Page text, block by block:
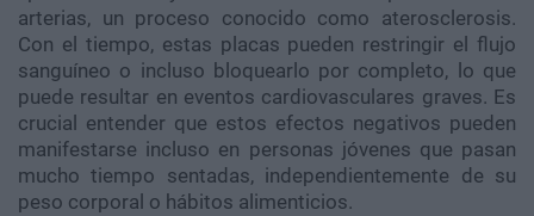
arterias, un proceso conocido como aterosclerosis.
Con el tiempo, estas placas pueden restringir el flujo
sanguíneo o incluso bloquearlo por completo, lo que
puede resultar en eventos cardiovasculares graves. Es
crucial entender que estos efectos negativos pueden
manifestarse incluso en personas jóvenes que pasan
mucho tiempo sentadas, independientemente de su
peso corporal o hábitos alimenticios.